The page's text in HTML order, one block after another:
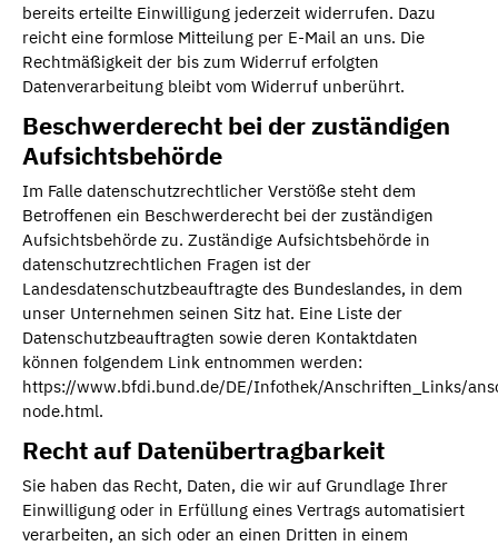
bereits erteilte Einwilligung jederzeit widerrufen. Dazu
reicht eine formlose Mitteilung per E-Mail an uns. Die
Rechtmäßigkeit der bis zum Widerruf erfolgten
Datenverarbeitung bleibt vom Widerruf unberührt.
Beschwerderecht bei der zuständigen
Aufsichtsbehörde
Im Falle datenschutzrechtlicher Verstöße steht dem
Betroffenen ein Beschwerderecht bei der zuständigen
Aufsichtsbehörde zu. Zuständige Aufsichtsbehörde in
datenschutzrechtlichen Fragen ist der
Landesdatenschutzbeauftragte des Bundeslandes, in dem
unser Unternehmen seinen Sitz hat. Eine Liste der
Datenschutzbeauftragten sowie deren Kontaktdaten
können folgendem Link entnommen werden:
https://www.bfdi.bund.de/DE/Infothek/Anschriften_Links/
node.html.
Recht auf Datenübertragbarkeit
Sie haben das Recht, Daten, die wir auf Grundlage Ihrer
Einwilligung oder in Erfüllung eines Vertrags automatisiert
verarbeiten, an sich oder an einen Dritten in einem